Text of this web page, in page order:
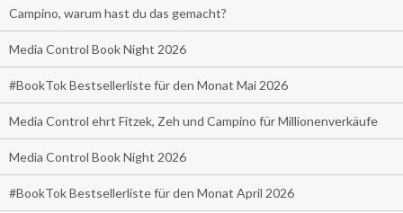
Campino, warum hast du das gemacht?
Media Control Book Night 2026
#BookTok Bestsellerliste für den Monat Mai 2026
Media Control ehrt Fitzek, Zeh und Campino für Millionenverkäufe
Media Control Book Night 2026
#BookTok Bestsellerliste für den Monat April 2026